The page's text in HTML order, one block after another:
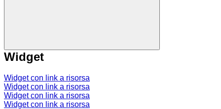
Widget
Widget con link a risorsa
Widget con link a risorsa
Widget con link a risorsa
Widget con link a risorsa